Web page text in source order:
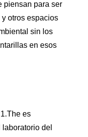
piensan para ser
otros espacios
sin los
en esos
es
del